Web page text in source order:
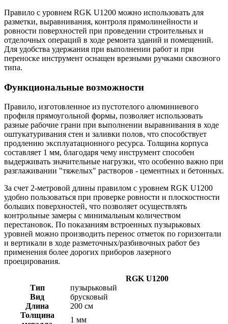
Правило с уровнем RGK U1200 можно использовать для
разметки, выравнивания, контроля прямолинейности и
ровности поверхностей при проведении строительных и
отделочных операций в ходе ремонта зданий и помещений.
Для удобства удержания при выполнении работ и при
переноске инструмент оснащен врезными ручками сквозного
типа.
Функциональные возможности
Правило, изготовленное из пустотелого алюминиевого
профиля прямоугольной формы, позволяет использовать
разные рабочие грани при выполнении выравнивания в ходе
оштукатуривания стен и заливки полов, что способствует
продлению эксплуатационного ресурса. Толщина корпуса
составляет 1 мм, благодаря чему инструмент способен
выдерживать значительные нагрузки, что особенно важно при
разглаживании "тяжелых" растворов - цементных и бетонных.
За счет 2-метровой длины правилом с уровнем RGK U1200
удобно пользоваться при проверке ровности и плоскостности
больших поверхностей, что позволяет осуществлять
контрольные замеры с минимальным количеством
перестановок. По показаниям встроенных пузырьковых
уровней можно производить перенос отметок по горизонтали
и вертикали в ходе разметочных/разбивочных работ без
применения более дорогих приборов лазерного
проецирования.
RGK U1200
Тип
пузырьковый
Вид
брусковый
Длина
200 см
Толщина
1 мм